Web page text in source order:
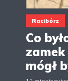
Racibórz
Co
mógł